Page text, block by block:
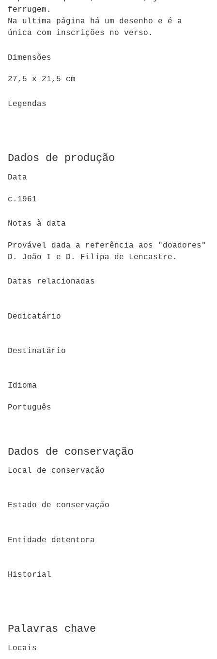
ferrugem.
Na ultima página há um desenho e é a
única com inscrições no verso.
Dimensões
27,5 x 21,5 cm
Legendas
Dados de produção
Data
c.1961
Notas à data
Provável dada a referência aos "doadores"
D. João I e D. Filipa de Lencastre.
Datas relacionadas
Dedicatário
Destinatário
Idioma
Português
Dados de conservação
Local de conservação
Estado de conservação
Entidade detentora
Historial
Palavras chave
Locais